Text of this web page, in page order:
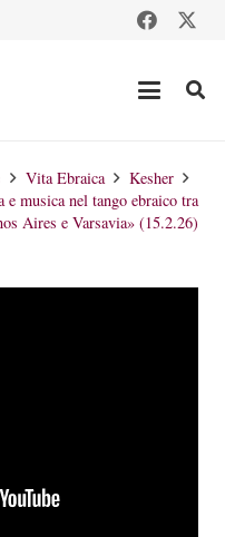
Vita Ebraica
Kesher
musica nel tango ebraico tra
Aires e Varsavia» (15.2.26)